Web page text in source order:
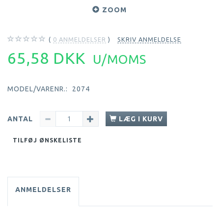
ZOOM
0 ANMELDELSER SKRIV ANMELDELSE
65,58 DKK U/MOMS
MODEL/VARENR.: 2074
ANTAL LÆG I KURV
TILFØJ ØNSKELISTE
ANMELDELSER